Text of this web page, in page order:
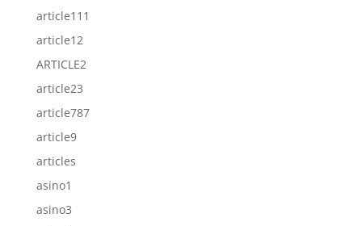
article111
article12
ARTICLE2
article23
article787
article9
articles
asino1
asino3